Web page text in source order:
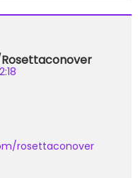
rosettaconover